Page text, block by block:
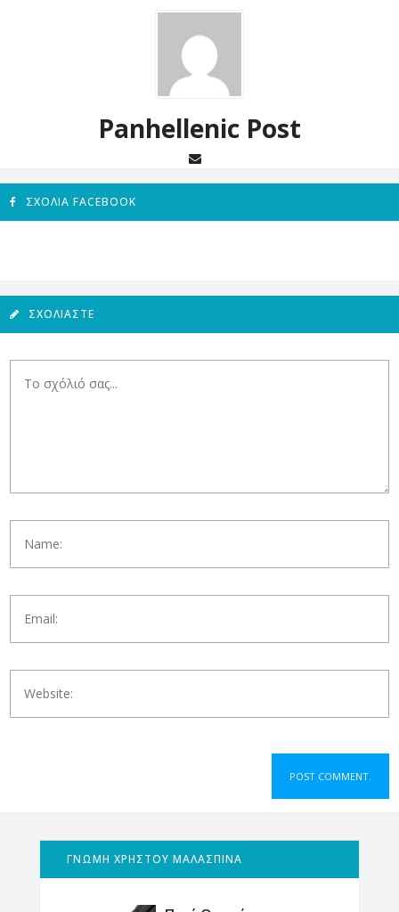
Panhellenic Post
ΣΧΌΛΙΑ FACEBOOK
ΣΧΟΛΙΆΣΤΕ
ΓΝΩΜΗ ΧΡΗΣΤΟΥ ΜΑΛΑΣΠΙΝΑ